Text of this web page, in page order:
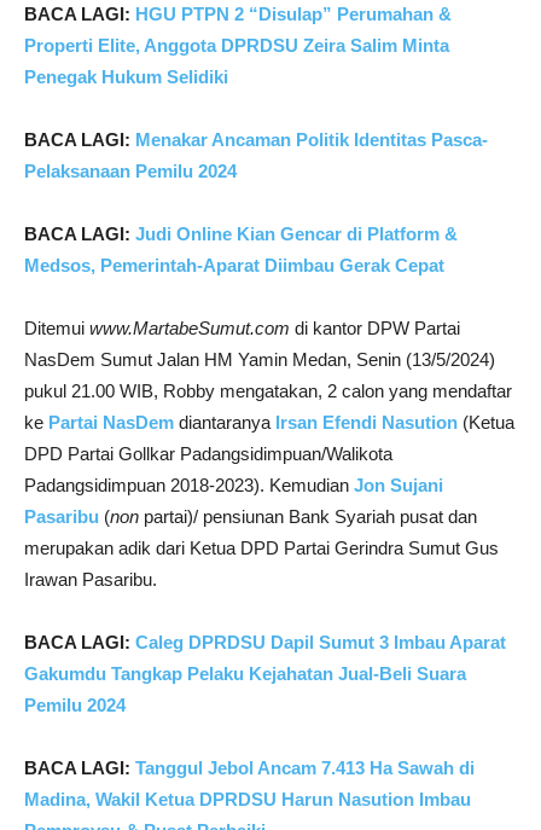
BACA LAGI: HGU PTPN 2 “Disulap” Perumahan &
Properti Elite, Anggota DPRDSU Zeira Salim Minta
Penegak Hukum Selidiki
BACA LAGI: Menakar Ancaman Politik Identitas Pasca-
Pelaksanaan Pemilu 2024
BACA LAGI: Judi Online Kian Gencar di Platform &
Medsos, Pemerintah-Aparat Diimbau Gerak Cepat
Ditemui www.MartabeSumut.com di kantor DPW Partai
NasDem Sumut Jalan HM Yamin Medan, Senin (13/5/2024)
pukul 21.00 WIB, Robby mengatakan, 2 calon yang mendaftar
ke Partai NasDem diantaranya Irsan Efendi Nasution (Ketua
DPD Partai Gollkar Padangsidimpuan/Walikota
Padangsidimpuan 2018-2023). Kemudian Jon Sujani
Pasaribu (non partai)/ pensiunan Bank Syariah pusat dan
merupakan adik dari Ketua DPD Partai Gerindra Sumut Gus
Irawan Pasaribu.
BACA LAGI: Caleg DPRDSU Dapil Sumut 3 Imbau Aparat
Gakumdu Tangkap Pelaku Kejahatan Jual-Beli Suara
Pemilu 2024
BACA LAGI: Tanggul Jebol Ancam 7.413 Ha Sawah di
Madina, Wakil Ketua DPRDSU Harun Nasution Imbau